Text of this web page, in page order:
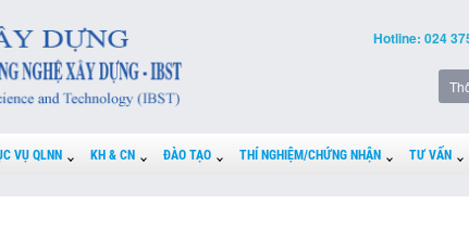
Hotline: 024
VỤ QLNN KH & CN ĐÀO TẠO THÍ NGHIỆM/CHỨNG NHẬN TƯ VẤN